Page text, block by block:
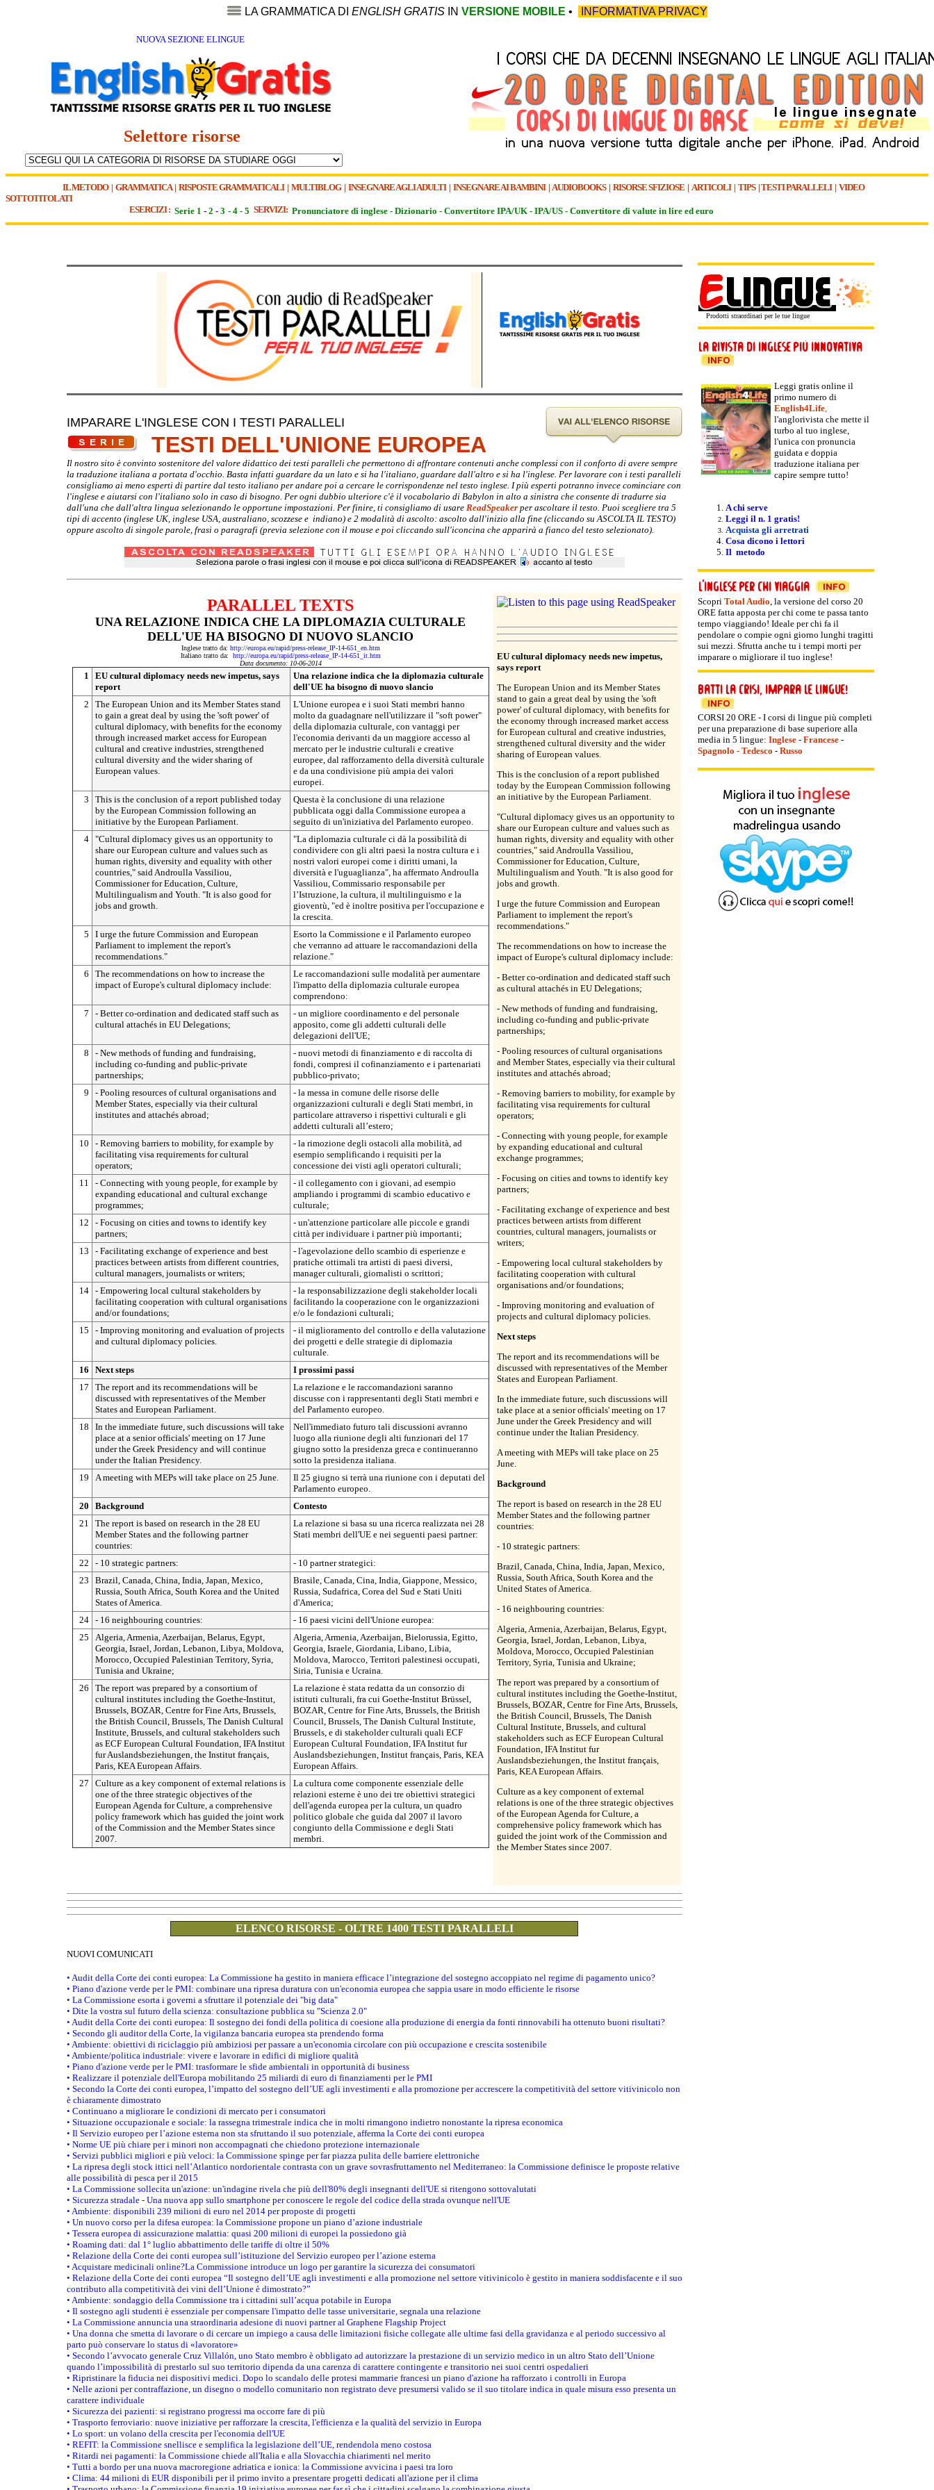
LA GRAMMATICA DI ENGLISH GRATIS IN VERSIONE MOBILE • INFORMATIVA PRIVACY
NUOVA SEZIONE ELINGUE
Selettore risorse
IL METODO| GRAMMATICA| RISPOSTE GRAMMATICALI| MULTIBLOG| INSEGNARE AGLI ADULTI | INSEGNARE AI BAMBINI| AUDIOBOOKS| RISORSE SFIZIOSE | ARTICOLI| TIPS|TESTI PARALLELI| VIDEO
SOTTOTITOLATI
ESERCIZI : Serie 1 - 2 - 3 - 4 - 5 SERVIZI: Pronunciatore di inglese - Dizionario - Convertitore IPA/UK - IPA/US - Convertitore di valute in lire ed euro
IMPARARE L'INGLESE CON I TESTI PARALLELI
TESTI DELL'UNIONE EUROPEA
Il nostro sito è convinto sostenitore del valore didattico dei testi paralleli che permettono di affrontare contenuti anche complessi con il conforto di avere sempre
la traduzione italiana a portata d'occhio. Basta infatti guardare da un lato e si ha l'italiano, guardare dall'altro e si ha l'inglese. Per lavorare con i testi paralleli
consigliamo ai meno esperti di partire dal testo italiano per andare poi a cercare le corrispondenze nel testo inglese. I più esperti potranno invece cominciare con
l'inglese e aiutarsi con l'italiano solo in caso di bisogno. Per ogni dubbio ulteriore c'è il vocabolario di Babylon in alto a sinistra che consente di tradurre sia
dall'una che dall'altra lingua selezionando le opportune impostazioni. Per finire, ti consigliamo di usare ReadSpeakerper ascoltare il testo. Puoi scegliere tra 5
tipi di accento (inglese UK, inglese USA, australiano, scozzese e indiano) e 2 modalità di ascolto: ascolto dall'inizio alla fine (cliccando su ASCOLTA IL TESTO)
oppure ascolto di singole parole, frasi o paragrafi (previa selezione con il mouse e poi cliccando sull'iconcina che apparirà a fianco del testo selezionato).
PARALLEL TEXTS
UNA RELAZIONE INDICA CHE LA DIPLOMAZIA CULTURALE
DELL'UE HA BISOGNO DI NUOVO SLANCIO
Inglese tratto da: http://europa.eu/rapid/press-release_IP-14-651_en.htm
Italiano tratto da: http://europa.eu/rapid/press-release_IP-14-651_it.htm
Data documento: 10-06-2014
1
EU cultural diplomacy needs new impetus, says
report
Una relazione indica che la diplomazia culturale
dell'UE ha bisogno di nuovo slancio
2
The European Union and its Member States stand
to gain a great deal by using the 'soft power' of
cultural diplomacy, with benefits for the economy
through increased market access for European
cultural and creative industries, strengthened
cultural diversity and the wider sharing of
European values.
L'Unione europea e i suoi Stati membri hanno
molto da guadagnare nell'utilizzare il "soft power"
della diplomazia culturale, con vantaggi per
l'economia derivanti da un maggiore accesso al
mercato per le industrie culturali e creative
europee, dal rafforzamento della diversità culturale
e da una condivisione più ampia dei valori
europei.
3
This is the conclusion of a report published today
by the European Commission following an
initiative by the European Parliament.
Questa è la conclusione di una relazione
pubblicata oggi dalla Commissione europea a
seguito di un'iniziativa del Parlamento europeo.
4
"Cultural diplomacy gives us an opportunity to
share our European culture and values such as
human rights, diversity and equality with other
countries," said Androulla Vassiliou,
Commissioner for Education, Culture,
Multilingualism and Youth. "It is also good for
jobs and growth.
"La diplomazia culturale ci dà la possibilità di
condividere con gli altri paesi la nostra cultura e i
nostri valori europei come i diritti umani, la
diversità e l'uguaglianza", ha affermato Androulla
Vassiliou, Commissario responsabile per
l’Istruzione, la cultura, il multilinguismo e la
gioventù, "ed è inoltre positiva per l'occupazione e
la crescita.
5
I urge the future Commission and European
Parliament to implement the report's
recommendations."
Esorto la Commissione e il Parlamento europeo
che verranno ad attuare le raccomandazioni della
relazione."
6
The recommendations on how to increase the
impact of Europe's cultural diplomacy include:
Le raccomandazioni sulle modalità per aumentare
l'impatto della diplomazia culturale europea
comprendono:
7
- Better co-ordination and dedicated staff such as
cultural attachés in EU Delegations;
- un migliore coordinamento e del personale
apposito, come gli addetti culturali delle
delegazioni dell'UE;
8
- New methods of funding and fundraising,
including co-funding and public-private
partnerships;
- nuovi metodi di finanziamento e di raccolta di
fondi, compresi il cofinanziamento e i partenariati
pubblico-privato;
9
- Pooling resources of cultural organisations and
Member States, especially via their cultural
institutes and attachés abroad;
- la messa in comune delle risorse delle
organizzazioni culturali e degli Stati membri, in
particolare attraverso i rispettivi culturali e gli
addetti culturali all’estero;
10
- Removing barriers to mobility, for example by
facilitating visa requirements for cultural
operators;
- la rimozione degli ostacoli alla mobilità, ad
esempio semplificando i requisiti per la
concessione dei visti agli operatori culturali;
11
- Connecting with young people, for example by
expanding educational and cultural exchange
programmes;
- il collegamento con i giovani, ad esempio
ampliando i programmi di scambio educativo e
culturale;
12
- Focusing on cities and towns to identify key
partners;
- un'attenzione particolare alle piccole e grandi
città per individuare i partner più importanti;
13
- Facilitating exchange of experience and best
practices between artists from different countries,
cultural managers, journalists or writers;
- l'agevolazione dello scambio di esperienze e
pratiche ottimali tra artisti di paesi diversi,
manager culturali, giornalisti o scrittori;
14
- Empowering local cultural stakeholders by
facilitating cooperation with cultural organisations
and/or foundations;
- la responsabilizzazione degli stakeholder locali
facilitando la cooperazione con le organizzazioni
e/o le fondazioni culturali;
15
- Improving monitoring and evaluation of projects
and cultural diplomacy policies.
- il miglioramento del controllo e della valutazione
dei progetti e delle strategie di diplomazia
culturale.
16
Next steps
I prossimi passi
17
The report and its recommendations will be
discussed with representatives of the Member
States and European Parliament.
La relazione e le raccomandazioni saranno
discusse con i rappresentanti degli Stati membri e
del Parlamento europeo.
18
In the immediate future, such discussions will take
place at a senior officials' meeting on 17 June
under the Greek Presidency and will continue
under the Italian Presidency.
Nell'immediato futuro tali discussioni avranno
luogo alla riunione degli alti funzionari del 17
giugno sotto la presidenza greca e continueranno
sotto la presidenza italiana.
19
A meeting with MEPs will take place on 25 June.
Il 25 giugno si terrà una riunione con i deputati del
Parlamento europeo.
20
Background
Contesto
21
The report is based on research in the 28 EU
Member States and the following partner
countries:
La relazione si basa su una ricerca realizzata nei 28
Stati membri dell'UE e nei seguenti paesi partner:
22 - 10 strategic partners:
- 10 partner strategici:
23
Brazil, Canada, China, India, Japan, Mexico,
Russia, South Africa, South Korea and the United
States of America.
Brasile, Canada, Cina, India, Giappone, Messico,
Russia, Sudafrica, Corea del Sud e Stati Uniti
d'America;
24
- 16 neighbouring countries:
- 16 paesi vicini dell'Unione europea:
25
Algeria, Armenia, Azerbaijan, Belarus, Egypt,
Georgia, Israel, Jordan, Lebanon, Libya, Moldova,
Morocco, Occupied Palestinian Territory, Syria,
Tunisia and Ukraine;
Algeria, Armenia, Azerbaijan, Bielorussia, Egitto,
Georgia, Israele, Giordania, Libano, Libia,
Moldova, Marocco, Territori palestinesi occupati,
Siria, Tunisia e Ucraina.
26
The report was prepared by a consortium of
cultural institutes including the Goethe-Institut,
Brussels, BOZAR, Centre for Fine Arts, Brussels,
the British Council, Brussels, The Danish Cultural
Institute, Brussels, and cultural stakeholders such
as ECF European Cultural Foundation, IFA Institut
fur Auslandsbeziehungen, the Institut français,
Paris, KEA European Affairs.
La relazione è stata redatta da un consorzio di
istituti culturali, fra cui Goethe-Institut Brüssel,
BOZAR, Centre for Fine Arts, Brussels, the British
Council, Brussels, The Danish Cultural Institute,
Brussels, e di stakeholder culturali quali ECF
European Cultural Foundation, IFA Institut fur
Auslandsbeziehungen, Institut français, Paris, KEA
European Affairs.
27
Culture as a key component of external relations is
one of the three strategic objectives of the
European Agenda for Culture, a comprehensive
policy framework which has guided the joint work
of the Commission and the Member States since
2007.
La cultura come componente essenziale delle
relazioni esterne è uno dei tre obiettivi strategici
dell'agenda europea per la cultura, un quadro
politico globale che guida dal 2007 il lavoro
congiunto della Commissione e degli Stati
membri.
EU cultural diplomacy needs new impetus,
says report
The European Union and its Member States
stand to gain a great deal by using the 'soft
power' of cultural diplomacy, with benefits for
the economy through increased market access
for European cultural and creative industries,
strengthened cultural diversity and the wider
sharing of European values.
This is the conclusion of a report published
today by the European Commission following
an initiative by the European Parliament.
"Cultural diplomacy gives us an opportunity to
share our European culture and values such as
human rights, diversity and equality with other
countries," said Androulla Vassiliou,
Commissioner for Education, Culture,
Multilingualism and Youth. "It is also good for
jobs and growth.
I urge the future Commission and European
Parliament to implement the report's
recommendations."
The recommendations on how to increase the
impact of Europe's cultural diplomacy include:
- Better co-ordination and dedicated staff such
as cultural attachés in EU Delegations;
- New methods of funding and fundraising,
including co-funding and public-private
partnerships;
- Pooling resources of cultural organisations
and Member States, especially via their cultural
institutes and attachés abroad;
- Removing barriers to mobility, for example by
facilitating visa requirements for cultural
operators;
- Connecting with young people, for example
by expanding educational and cultural
exchange programmes;
- Focusing on cities and towns to identify key
partners;
- Facilitating exchange of experience and best
practices between artists from different
countries, cultural managers, journalists or
writers;
- Empowering local cultural stakeholders by
facilitating cooperation with cultural
organisations and/or foundations;
- Improving monitoring and evaluation of
projects and cultural diplomacy policies.
Next steps
The report and its recommendations will be
discussed with representatives of the Member
States and European Parliament.
In the immediate future, such discussions will
take place at a senior officials' meeting on 17
June under the Greek Presidency and will
continue under the Italian Presidency.
A meeting with MEPs will take place on 25
June.
Background
The report is based on research in the 28 EU
Member States and the following partner
countries:
- 10 strategic partners:
Brazil, Canada, China, India, Japan, Mexico,
Russia, South Africa, South Korea and the
United States of America.
- 16 neighbouring countries:
Algeria, Armenia, Azerbaijan, Belarus, Egypt,
Georgia, Israel, Jordan, Lebanon, Libya,
Moldova, Morocco, Occupied Palestinian
Territory, Syria, Tunisia and Ukraine;
The report was prepared by a consortium of
cultural institutes including the Goethe-Institut,
Brussels, BOZAR, Centre for Fine Arts, Brussels,
the British Council, Brussels, The Danish
Cultural Institute, Brussels, and cultural
stakeholders such as ECF European Cultural
Foundation, IFA Institut fur
Auslandsbeziehungen, the Institut français,
Paris, KEA European Affairs.
Culture as a key component of external
relations is one of the three strategic objectives
of the European Agenda for Culture, a
comprehensive policy framework which has
guided the joint work of the Commission and
the Member States since 2007.
ELENCO RISORSE - OLTRE 1400 TESTI PARALLELI
NUOVI COMUNICATI
• Audit della Corte dei conti europea: La Commissione ha gestito in maniera efficace l’integrazione del sostegno accoppiato nel regime di pagamento unico?
• Piano d'azione verde per le PMI: combinare una ripresa duratura con un'economia europea che sappia usare in modo efficiente le risorse
• La Commissione esorta i governi a sfruttare il potenziale dei "big data"
• Dite la vostra sul futuro della scienza: consultazione pubblica su "Scienza 2.0"
• Audit della Corte dei conti europea: Il sostegno dei fondi della politica di coesione alla produzione di energia da fonti rinnovabili ha ottenuto buoni risultati?
• Secondo gli auditor della Corte, la vigilanza bancaria europea sta prendendo forma
• Ambiente: obiettivi di riciclaggio più ambiziosi per passare a un'economia circolare con più occupazione e crescita sostenibile
• Ambiente/politica industriale: vivere e lavorare in edifici di migliore qualità
• Piano d'azione verde per le PMI: trasformare le sfide ambientali in opportunità di business
• Realizzare il potenziale dell'Europa mobilitando 25 miliardi di euro di finanziamenti per le PMI
• Secondo la Corte dei conti europea, l’impatto del sostegno dell’UE agli investimenti e alla promozione per accrescere la competitività del settore vitivinicolo non
è chiaramente dimostrato
• Continuano a migliorare le condizioni di mercato per i consumatori
• Situazione occupazionale e sociale: la rassegna trimestrale indica che in molti rimangono indietro nonostante la ripresa economica
• Il Servizio europeo per l’azione esterna non sta sfruttando il suo potenziale, afferma la Corte dei conti europea
• Norme UE più chiare per i minori non accompagnati che chiedono protezione internazionale
• Servizi pubblici migliori e più veloci: la Commissione spinge per far piazza pulita delle barriere elettroniche
• La ripresa degli stock ittici nell’Atlantico nordorientale contrasta con un grave sovrasfruttamento nel Mediterraneo: la Commissione definisce le proposte relative
alle possibilità di pesca per il 2015
• La Commissione sollecita un'azione: un'indagine rivela che più dell'80% degli insegnanti dell'UE si ritengono sottovalutati
• Sicurezza stradale - Una nuova app sullo smartphone per conoscere le regole del codice della strada ovunque nell'UE
• Ambiente: disponibili 239 milioni di euro nel 2014 per proposte di progetti
• Un nuovo corso per la difesa europea: la Commissione propone un piano d’azione industriale
• Tessera europea di assicurazione malattia: quasi 200 milioni di europei la possiedono già
• Roaming dati: dal 1° luglio abbattimento delle tariffe di oltre il 50%
• Relazione della Corte dei conti europea sull’istituzione del Servizio europeo per l’azione esterna
• Acquistare medicinali online?La Commissione introduce un logo per garantire la sicurezza dei consumatori
• Relazione della Corte dei conti europea “Il sostegno dell’UE agli investimenti e alla promozione nel settore vitivinicolo è gestito in maniera soddisfacente e il suo
contributo alla competitività dei vini dell’Unione è dimostrato?”
• Ambiente: sondaggio della Commissione tra i cittadini sull’acqua potabile in Europa
• Il sostegno agli studenti è essenziale per compensare l'impatto delle tasse universitarie, segnala una relazione
• La Commissione annuncia una straordinaria adesione di nuovi partner al Graphene Flagship Project
• Una donna che smetta di lavorare o di cercare un impiego a causa delle limitazioni fisiche collegate alle ultime fasi della gravidanza e al periodo successivo al
parto può conservare lo status di «lavoratore»
• Secondo l’avvocato generale Cruz Villalón, uno Stato membro è obbligato ad autorizzare la prestazione di un servizio medico in un altro Stato dell’Unione
quando l’impossibilità di prestarlo sul suo territorio dipenda da una carenza di carattere contingente e transitorio nei suoi centri ospedalieri
• Ripristinare la fiducia nei dispositivi medici. Dopo lo scandalo delle protesi mammarie francesi un piano d'azione ha rafforzato i controlli in Europa
• Nelle azioni per contraffazione, un disegno o modello comunitario non registrato deve presumersi valido se il suo titolare indica in quale misura esso presenta un
carattere individuale
• Sicurezza dei pazienti: si registrano progressi ma occorre fare di più
• Trasporto ferroviario: nuove iniziative per rafforzare la crescita, l'efficienza e la qualità del servizio in Europa
• Lo sport: un volano della crescita per l'economia dell'UE
• REFIT: la Commissione snellisce e semplifica la legislazione dell’UE, rendendola meno costosa
• Ritardi nei pagamenti: la Commissione chiede all'Italia e alla Slovacchia chiarimenti nel merito
• Tutti a bordo per una nuova macroregione adriatica e ionica: la Commissione avvicina i paesi tra loro
• Clima: 44 milioni di EUR disponibili per il primo invito a presentare progetti dedicati all'azione per il clima
Prodotti straordinari per le tue lingue
Leggi gratis online il
primo numero di
English4Life,
l'anglorivista che mette il
turbo al tuo inglese,
l'unica con pronuncia
guidata e doppia
traduzione italiana per
capire sempre tutto!
A chi serve
Leggi il n. 1 gratis!
Acquista gli arretrati
Cosa dicono i lettori
Il metodo
Scopri Total Audio, la versione del corso 20
ORE fatta apposta per chi come te passa tanto
tempo viaggiando! Ideale per chi fa il
pendolare o compie ogni giorno lunghi tragitti
sui mezzi. Sfrutta anche tu i tempi morti per
imparare o migliorare il tuo inglese!
CORSI 20 ORE - I corsi di lingue più completi
per una preparazione di base superiore alla
media in 5 lingue: Inglese- Francese-
Spagnolo - Tedesco - Russo